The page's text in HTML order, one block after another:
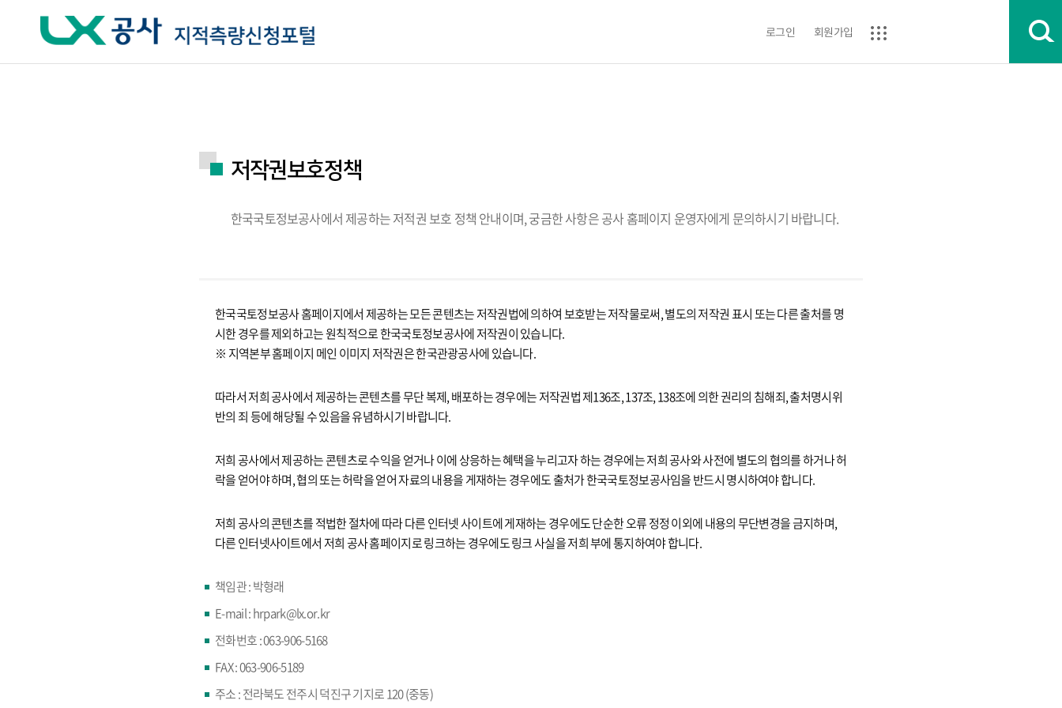
로그인 회원가입
저작권보호정책
한국국토정보공사에서 제공하는 저적권 보호 정책 안내이며, 궁금한 사항은 공사 홈페이지 운영자에게 문의하시기 바랍니다.
한국국토정보공사 홈페이지에서 제공하는 모든 콘텐츠는 저작권법에 의하여 보호받는 저작물로써, 별도의 저작권 표시 또는 다른 출처를 명
시한 경우를 제외하고는 원칙적으로 한국국토정보공사에 저작권이 있습니다.
※ 지역본부 홈페이지 메인 이미지 저작권은 한국관광공사에 있습니다.
따라서 저희 공사에서 제공하는 콘텐츠를 무단 복제, 배포하는 경우에는 저작권법 제136조, 137조, 138조에 의한 권리의 침해죄, 출처명시위
반의 죄 등에 해당될 수 있음을 유념하시기 바랍니다.
저희 공사에서 제공하는 콘텐츠로 수익을 얻거나 이에 상응하는 혜택을 누리고자 하는 경우에는 저희 공사와 사전에 별도의 협의를 하거나 허
락을 얻어야 하며, 협의 또는 허락을 얻어 자료의 내용을 게재하는 경우에도 출처가 한국국토정보공사임을 반드시 명시하여야 합니다.
저희 공사의 콘텐츠를 적법한 절차에 따라 다른 인터넷 사이트에 게재하는 경우에도 단순한 오류 정정 이외에 내용의 무단변경을 금지하며,
다른 인터넷사이트에서 저희 공사 홈페이지로 링크하는 경우에도 링크 사실을 저희 부에 통지하여야 합니다.
책임관 : 박형래
E-mail : hrpark@lx.or.kr
전화번호 : 063-906-5168
FAX : 063-906-5189
주소 : 전라북도 전주시 덕진구 기지로 120 (중동)